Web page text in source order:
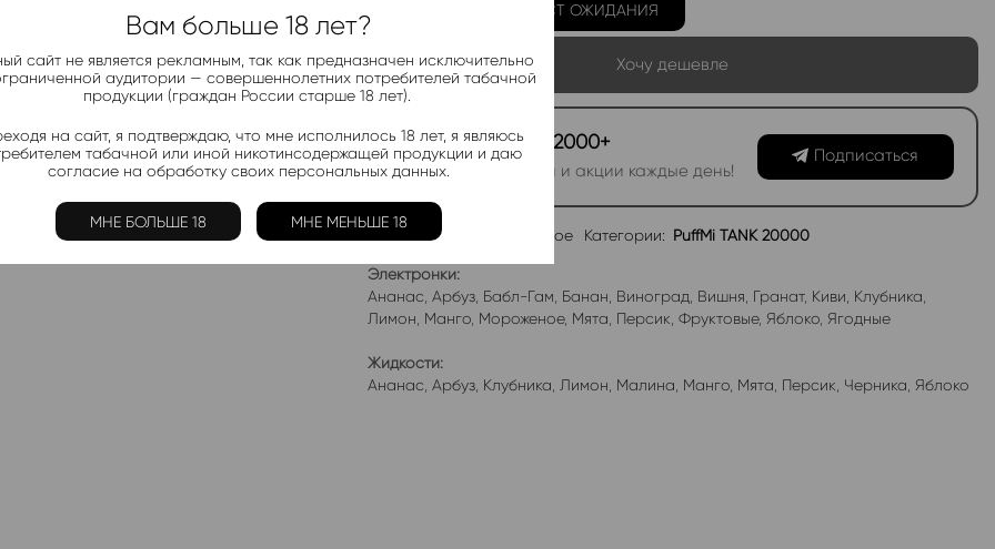
ДОБАВИТЬ В ЛИСТ ОЖИДАНИЯ
Хочу дешевле
Telegram-канал 2000+
Актуальные новинки и акции каждые день!
Подписаться
Добавить в избранное Категории: PuffMi TANK 20000
Электронки:
Ананас Арбуз, Бабл-Гам Банан Виноград Вишня Гранат, Киви Клубника
Лимон Манго, Мороженое, Мята Персик Фруктовые, Яблоко, Ягодные
Жидкости:
Ананас Арбуз, Клубника Лимон Малина Манго, Мята Персик Черника Яблоко
Вам больше 18 лет?
сайт не является рекламным, так как предназначен исключительно
аудитории — совершеннолетних потребителей табачной
продукции (граждан России старше 18 лет).
на сайт, я подтверждаю, что мне исполнилось 18 лет, я являюсь
табачной или иной никотинсодержащей продукции и даю
согласие на обработку своих персональных данных.
МНЕ БОЛЬШЕ 18 МНЕ МЕНЬШЕ 18